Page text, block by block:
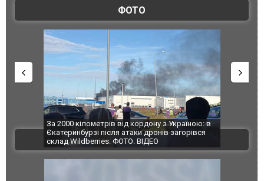
ФОТО
За 2000 кілометрів від кордону з Україною: в
Єкатеринбурзі після атаки дронів загорівся
склад Wildberries. ФОТО. ВІДЕО
"Мої
ВІДЕО